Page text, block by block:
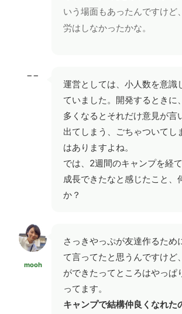
いう場面もあったんですけど
労はしなかったかな。
−−
運営としては、小人数を意識
ていました。開発するときに
多くなるとそれだけ意見が言
出てしまう、ごちゃついてし
はありますよね。
では、2週間のキャンプを経て
成長できたなと感じたこと、
か？
mooh
さっきやっぷが友達作るため
て言ってたと思うんですけど
ができたってところはやっぱ
ってます。
キャンプで結構仲良くなれた